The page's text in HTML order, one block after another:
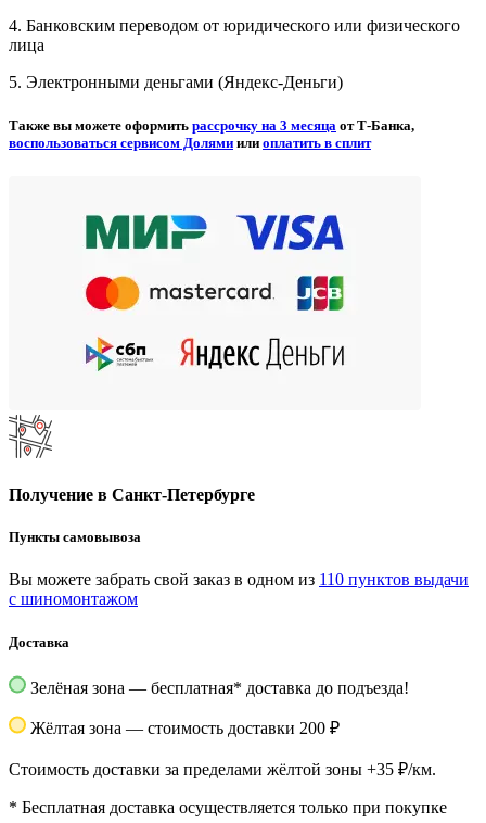
4. Банковским переводом от юридического или физического
лица
5. Электронными деньгами (Яндекс-Деньги)
Также вы можете оформить рассрочку на 3 месяца от Т-Банка,
воспользоваться сервисом Долями или оплатить в сплит
Получение в Санкт-Петербурге
Пункты самовывоза
Вы можете забрать свой заказ в одном из 110 пунктов выдачи
с шиномонтажом
Доставка
Зелёная зона — бесплатная* доставка до подъезда!
Жёлтая зона — стоимость доставки 200 ₽
Стоимость доставки за пределами жёлтой зоны +35 ₽/км.
* Бесплатная доставка осуществляется только при покупке